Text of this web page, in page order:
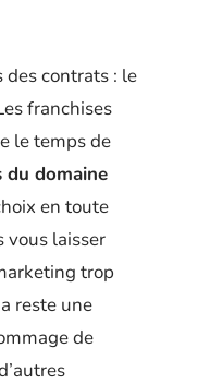
des contrats : le
franchises
le temps de
du domaine
en toute
vous laisser
trop
reste une
de